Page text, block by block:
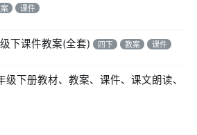
课件
下课件教案(全套) 四下 教案 课件
下册教材、教案、课件、课文朗读、